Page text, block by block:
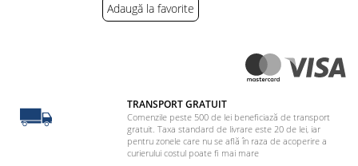
Adaugă la favorite
TRANSPORT GRATUIT
Comenzile peste 500 de lei beneficiază de transport
gratuit. Taxa standard de livrare este 20 de lei, iar
pentru zonele care nu se află în raza de acoperire a
curierului costul poate fi mai mare